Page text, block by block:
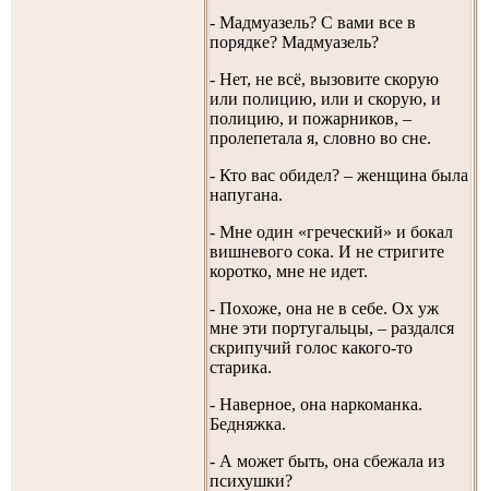
- Мадмуазель? С вами все в
порядке? Мадмуазель?
- Нет, не всё, вызовите скорую
или полицию, или и скорую, и
полицию, и пожарников, –
пролепетала я, словно во сне.
- Кто вас обидел? – женщина была
напугана.
- Мне один «греческий» и бокал
вишневого сока. И не стригите
коротко, мне не идет.
- Похоже, она не в себе. Ох уж
мне эти португальцы, – раздался
скрипучий голос какого-то
старика.
- Наверное, она наркоманка.
Бедняжка.
- А может быть, она сбежала из
психушки?